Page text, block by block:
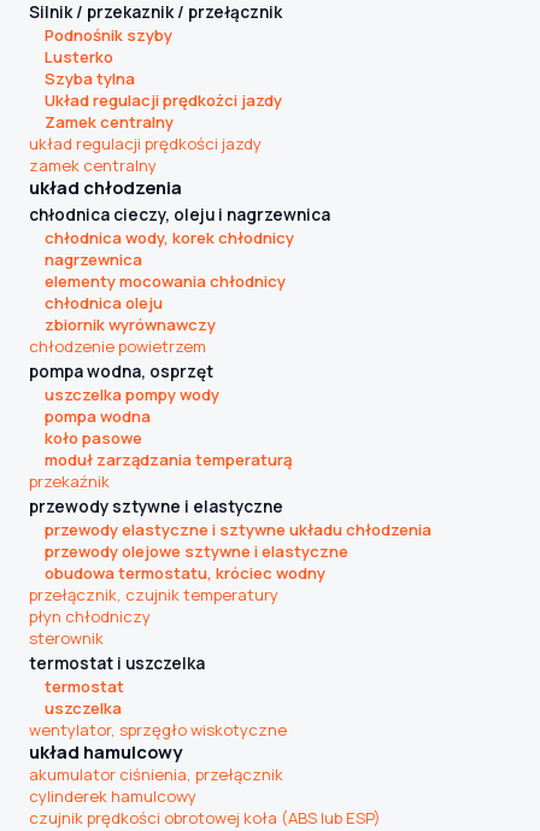
Silnik / przekaznik / przełącznik
Podnośnik szyby
Lusterko
Szyba tylna
Układ regulacji prędkożci jazdy
Zamek centralny
układ regulacji prędkości jazdy
zamek centralny
układ chłodzenia
chłodnica cieczy, oleju i nagrzewnica
chłodnica wody, korek chłodnicy
nagrzewnica
elementy mocowania chłodnicy
chłodnica oleju
zbiornik wyrównawczy
chłodzenie powietrzem
pompa wodna, osprzęt
uszczelka pompy wody
pompa wodna
koło pasowe
moduł zarządzania temperaturą
przekaźnik
przewody sztywne i elastyczne
przewody elastyczne i sztywne układu chłodzenia
przewody olejowe sztywne i elastyczne
obudowa termostatu, króciec wodny
przełącznik, czujnik temperatury
płyn chłodniczy
sterownik
termostat i uszczelka
termostat
uszczelka
wentylator, sprzęgło wiskotyczne
układ hamulcowy
akumulator ciśnienia, przełącznik
cylinderek hamulcowy
czujnik prędkości obrotowej koła (ABS lub ESP)